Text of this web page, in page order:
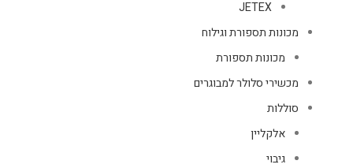
JETEX
מכונות תספורת וגילוח
מכונות תספורת
מכשירי סלולר למבוגרים
סוללות
אלקליין
גיבוי